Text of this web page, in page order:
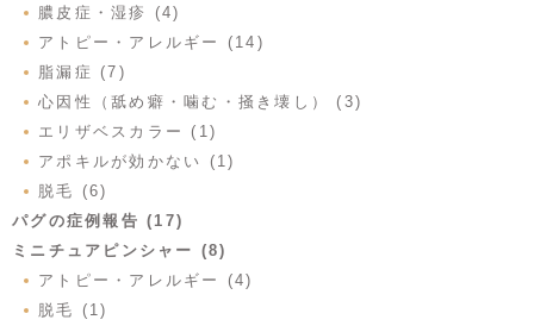
膿皮症・湿疹 (4)
アトピー・アレルギー (14)
脂漏症 (7)
心因性（舐め癖・噛む・掻き壊し） (3)
エリザベスカラー (1)
アポキルが効かない (1)
脱毛 (6)
パグの症例報告 (17)
ミニチュアピンシャー (8)
アトピー・アレルギー (4)
脱毛 (1)